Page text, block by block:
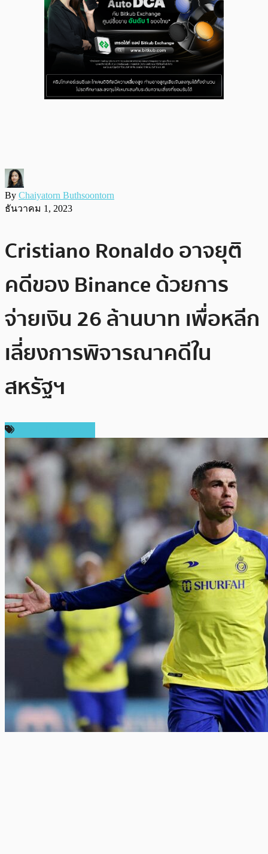
By Chaiyatorn Buthsoontorn
ธันวาคม 1, 2023
Cristiano Ronaldo อาจยุติ
คดีของ Binance ด้วยการ
จ่ายเงิน 26 ล้านบาท เพื่อหลีก
เลี่ยงการพิจารณาคดีใน
สหรัฐฯ